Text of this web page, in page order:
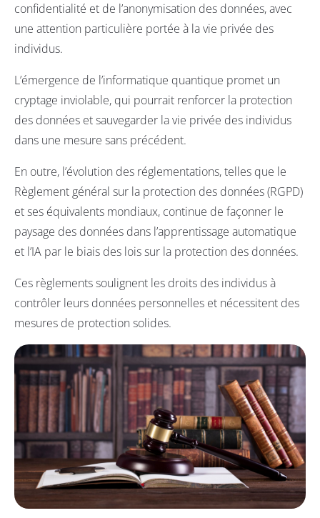
confidentialité et de l’anonymisation des données, avec
une attention particulière portée à la vie privée des
individus.
L’émergence de l’informatique quantique promet un
cryptage inviolable, qui pourrait renforcer la protection
des données et sauvegarder la vie privée des individus
dans une mesure sans précédent.
En outre, l’évolution des réglementations, telles que le
Règlement général sur la protection des données(RGPD)
et ses équivalents mondiaux, continue de façonner le
paysage des données dans l’apprentissage automatique
et l’IA par le biais des lois sur la protection des données.
Ces règlements soulignent les droits des individus à
contrôler leurs données personnelles et nécessitent des
mesures de protection solides.